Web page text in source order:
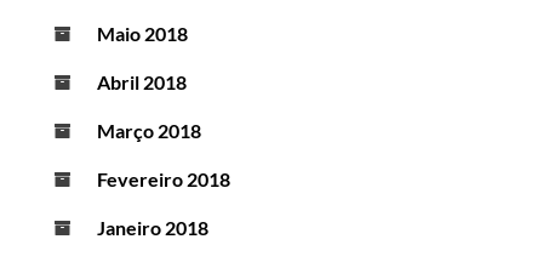
Maio 2018
Abril 2018
Março 2018
Fevereiro 2018
Janeiro 2018